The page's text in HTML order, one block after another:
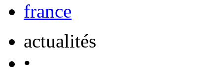
france
actualités
•